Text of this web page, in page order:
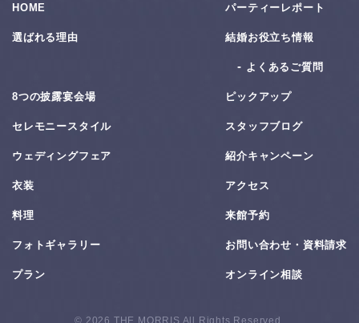
HOME
選ばれる理由
8つの披露宴会場
セレモニースタイル
ウェディングフェア
衣装
料理
フォトギャラリー
プラン
パーティーレポート
結婚お役⽴ち情報
よくあるご質問
ピックアップ
スタッフブログ
紹介キャンペーン
アクセス
来館予約
お問い合わせ・資料請求
オンライン相談
© 2026 THE MORRIS All Rights Reserved.